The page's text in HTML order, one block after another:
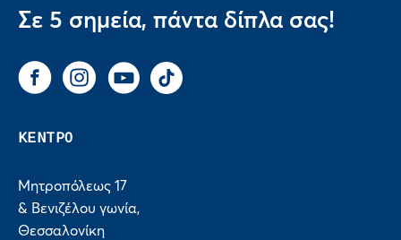
Σε 5 σημεία, πάντα δίπλα σας!
FacebookInstagram
You Tube Tik Tok
ΚΕΝΤΡΟ
Μητροπόλεως 17
& Βενιζέλου γωνία,
Θεσσαλονίκη